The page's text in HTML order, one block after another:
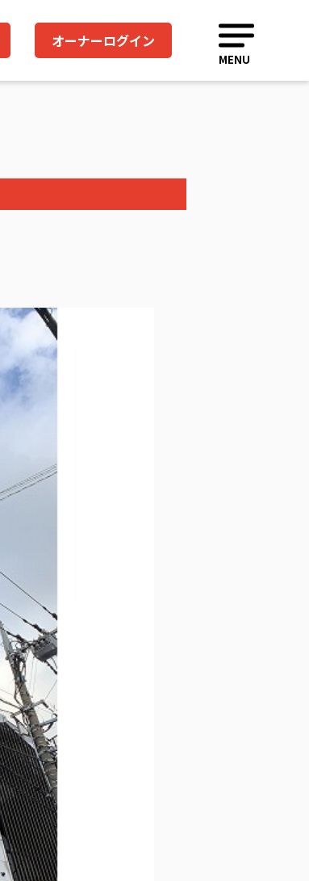
オーナーログイン
MENU